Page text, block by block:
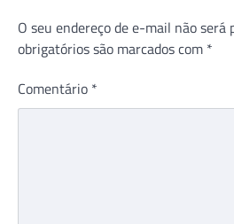
O seu endereço de e-mail não será
obrigatórios são marcados com *
Comentário *